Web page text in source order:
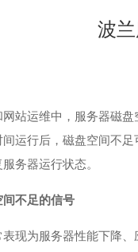
波
站运维中，服务器磁
运行后，磁盘空间不
务器运行状态。
不足的信号
现为服务器性能下降